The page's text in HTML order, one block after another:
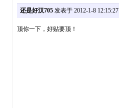
还是好汉705发表于 2012-1-8 12:15:27
顶你一下，好贴要顶！